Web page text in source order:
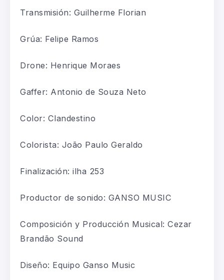
Transmisión: Guilherme Florian
Grúa: Felipe Ramos
Drone: Henrique Moraes
Gaffer: Antonio de Souza Neto
Color: Clandestino
Colorista: João Paulo Geraldo
Finalización: ilha 253
Productor de sonido: GANSO MUSIC
Composición y Producción Musical: Cezar
Brandão Sound
Diseño: Equipo Ganso Music